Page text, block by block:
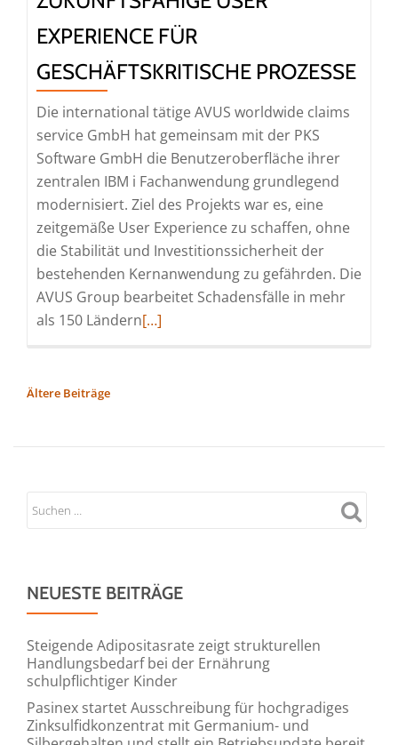
EXPERIENCE FÜR
GESCHÄFTSKRITISCHE PROZESSE
Die international tätige AVUS worldwide claims
service GmbH hat gemeinsam mit der PKS
Software GmbH die Benutzeroberfläche ihrer
zentralen IBM i Fachanwendung grundlegend
modernisiert. Ziel des Projekts war es, eine
zeitgemäße User Experience zu schaffen, ohne
die Stabilität und Investitionssicherheit der
bestehenden Kernanwendung zu gefährden. Die
AVUS Group bearbeitet Schadensfälle in mehr
als 150 LändernRead
mit
Zukunftsfähige
Experience
für
geschäftskritische
Prozesse
[…]
BEITRAGSNAVIGATION
Ältere Beiträge
NEUESTE BEITRÄGE
Steigende Adipositasrate zeigt strukturellen
Handlungsbedarf bei der Ernährung
schulpflichtiger Kinder
Pasinex startet Ausschreibung für hochgradiges
Zinksulfidkonzentrat mit Germanium- und